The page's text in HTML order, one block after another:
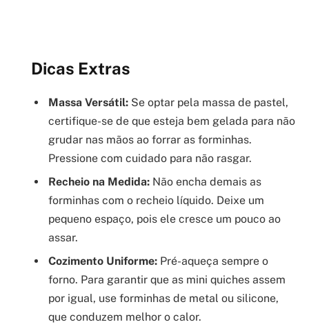
Dicas Extras
Massa Versátil: Se optar pela massa de pastel,
certifique-se de que esteja bem gelada para não
grudar nas mãos ao forrar as forminhas.
Pressione com cuidado para não rasgar.
Recheio na Medida: Não encha demais as
forminhas com o recheio líquido. Deixe um
pequeno espaço, pois ele cresce um pouco ao
assar.
Cozimento Uniforme: Pré-aqueça sempre o
forno. Para garantir que as mini quiches assem
por igual, use forminhas de metal ou silicone,
que conduzem melhor o calor.